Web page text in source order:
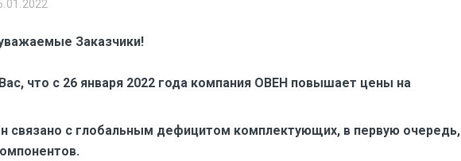
Заказчики!
что с 26 января 2022 года компания ОВЕН повышает цены на
связано с глобальным дефицитом комплектующих, в первую очередь,